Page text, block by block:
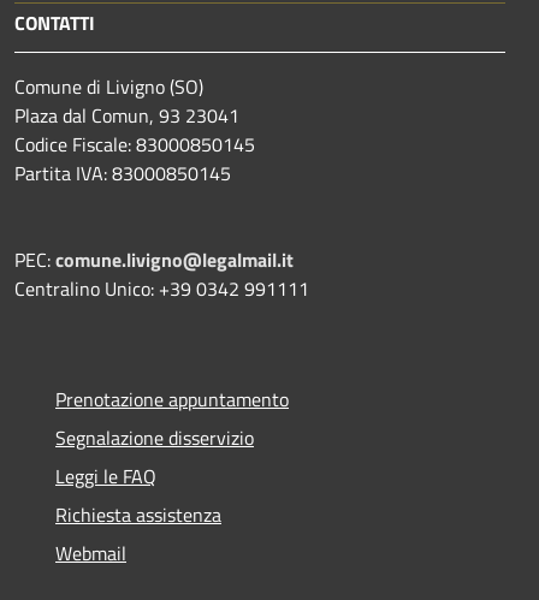
CONTATTI
Comune di Livigno (SO)
Plaza dal Comun, 93 23041
Codice Fiscale: 83000850145
Partita IVA: 83000850145
PEC:comune.livigno@legalmail.it
Centralino Unico: +39 0342 991111
Prenotazione appuntamento
Segnalazione disservizio
Leggi le FAQ
Richiesta assistenza
Webmail